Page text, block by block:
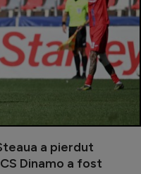
a pierdut
Dinamo a fost